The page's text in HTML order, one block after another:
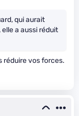
qui aurait
a aussi réduit
réduire vos forces.